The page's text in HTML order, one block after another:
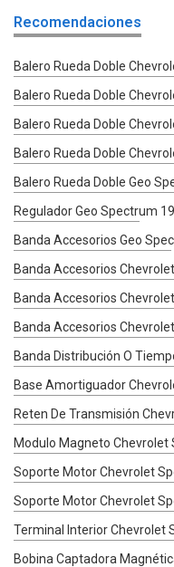
Recomendaciones
Balero Rueda Doble
Balero Rueda Doble
Balero Rueda Doble
Balero Rueda Doble
Balero Rueda Doble Geo
Regulador Geo Spectrum
Banda Accesorios Geo
Banda Accesorios
Banda Accesorios
Banda Accesorios
Banda Distribución O
Base Amortiguador
Reten De Transmisión
Modulo Magneto Chevrolet
Soporte Motor Chevrolet
Soporte Motor Chevrolet
Terminal Interior Chevrolet
Bobina Captadora